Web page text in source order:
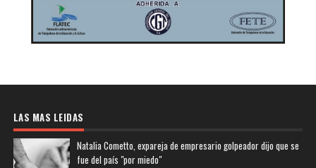
LAS MAS LEIDAS
Natalia Cometto, expareja de empresario golpeador dijo que se
fue del país "por miedo"